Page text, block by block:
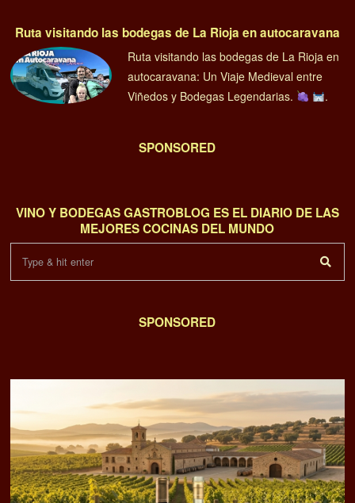
Ruta visitando las bodegas de La Rioja en autocaravana
Ruta visitando las bodegas de La Rioja en
autocaravana: Un Viaje Medieval entre
Viñedos y Bodegas Legendarias.
.
SPONSORED
VINO Y BODEGAS GASTROBLOG ES EL DIARIO DE LAS
MEJORES COCINAS DEL MUNDO
SPONSORED